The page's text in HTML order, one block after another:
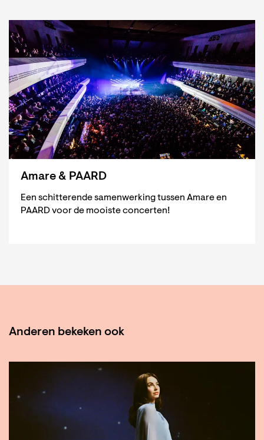
Amare & PAARD
Een schitterende samenwerking tussen Amare en
PAARD voor de mooiste concerten!
Anderen bekeken ook